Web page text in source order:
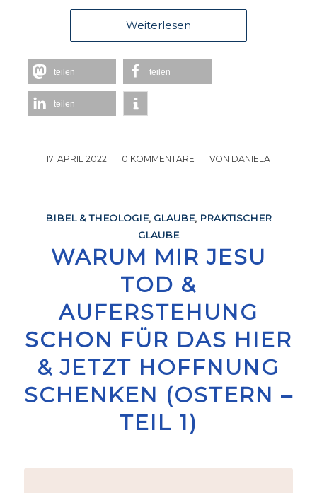
Weiterlesen
teilen teilen
teilen
17. APRIL 2022
/ 0 KOMMENTARE
/ VON DANIELA
BIBEL & THEOLOGIE, GLAUBE, PRAKTISCHER
GLAUBE
WARUM MIR JESU
TOD &
AUFERSTEHUNG
SCHON FÜR DAS HIER
& JETZT HOFFNUNG
SCHENKEN (OSTERN –
TEIL 1)